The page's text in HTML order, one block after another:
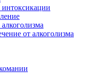
интоксикации
от алкоголизма